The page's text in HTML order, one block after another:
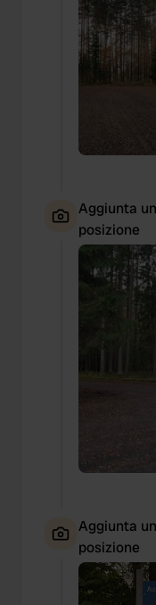
Aggiunta
posizione
Aggiunta
posizione